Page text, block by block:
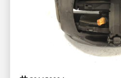
REMKLAUW RECHTS TGX